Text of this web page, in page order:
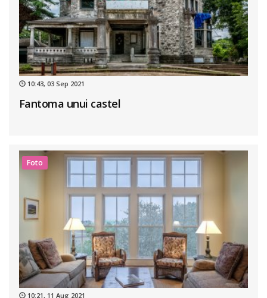
10:43, 03 Sep 2021
Fantoma unui castel
Foto
10:21, 11 Aug 2021